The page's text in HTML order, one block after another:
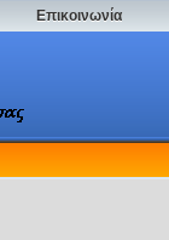
Επικοινωνία